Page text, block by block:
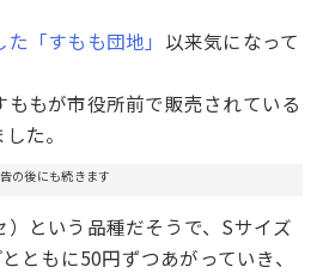
「すもも団地」 以来気になって
もが市役所前で販売されている
た。
の後にも続きます
という品種だそうで、Sサイズ
ともに50円ずつあがっていき、